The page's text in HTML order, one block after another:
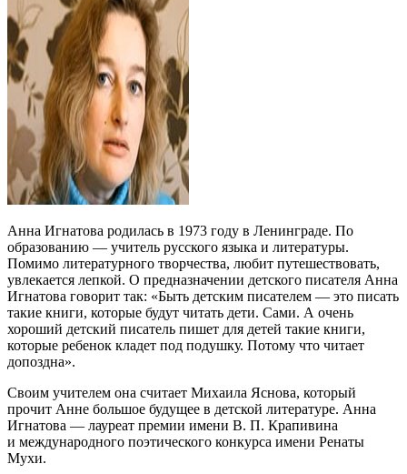
Анна Игнатова родилась в 1973 году в Ленинграде. По
образованию — учитель русского языка и литературы.
Помимо литературного творчества, любит путешествовать,
увлекается лепкой. О предназначении детского писателя Анна
Игнатова говорит так: «Быть детским писателем — это писать
такие книги, которые будут читать дети. Сами. А очень
хороший детский писатель пишет для детей такие книги,
которые ребенок кладет под подушку. Потому что читает
допоздна».
Своим учителем она считает Михаила Яснова, который
прочит Анне большое будущее в детской литературе. Анна
Игнатова — лауреат премии имени В. П. Крапивина
и международного поэтического конкурса имени Ренаты
Мухи.